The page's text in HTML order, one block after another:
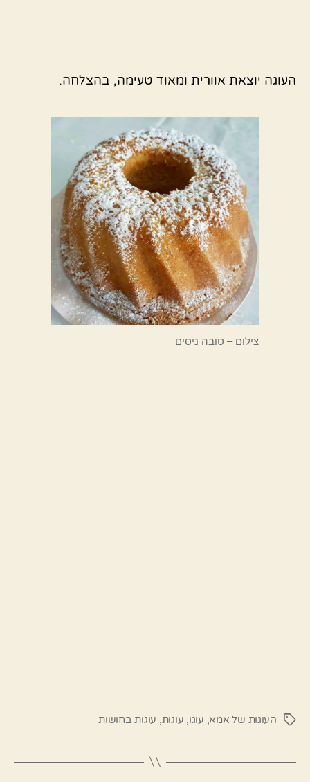
העוגה יוצאת אוורית ומאוד טעימה, בהצלחה.
צילום – טובה ניסים
תגיותהעוגות של אמא, עוגו, עוגות, עוגות בחושות